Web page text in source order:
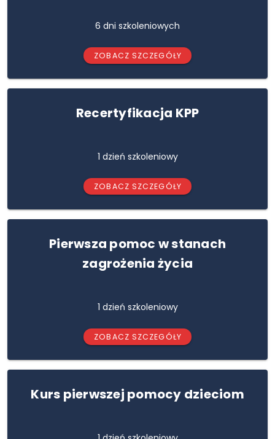
6 dni szkoleniowych
ZOBACZ SZCZEGÓŁY
Recertyfikacja KPP
1 dzień szkoleniowy
ZOBACZ SZCZEGÓŁY
Pierwsza pomoc w stanach
zagrożenia życia
1 dzień szkoleniowy
ZOBACZ SZCZEGÓŁY
Kurs pierwszej pomocy dzieciom